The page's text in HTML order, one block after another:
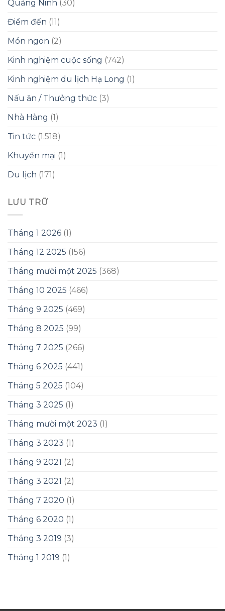
Quảng Ninh (30)
Điểm đến (11)
Món ngon (2)
Kinh nghiệm cuộc sống (742)
Kinh nghiệm du lịch Hạ Long (1)
Nấu ăn / Thưởng thức (3)
Nhà Hàng (1)
Tin tức (1.518)
Khuyến mại (1)
Du lịch (171)
LƯU TRỮ
Tháng 1 2026 (1)
Tháng 12 2025 (156)
Tháng mười một 2025 (368)
Tháng 10 2025 (466)
Tháng 9 2025 (469)
Tháng 8 2025 (99)
Tháng 7 2025 (266)
Tháng 6 2025 (441)
Tháng 5 2025 (104)
Tháng 3 2025 (1)
Tháng mười một 2023 (1)
Tháng 3 2023 (1)
Tháng 9 2021 (2)
Tháng 3 2021 (2)
Tháng 7 2020 (1)
Tháng 6 2020 (1)
Tháng 3 2019 (3)
Tháng 1 2019 (1)